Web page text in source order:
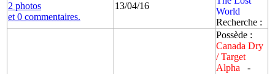
2 photos
et 0 commentaires.
13/04/16
World
Recherche :
Possède :
Canada Dry
/ Target
Alpha -